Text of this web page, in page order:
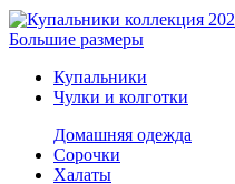
Большие размеры
Купальники
Чулки и колготки
Домашняя одежда
Сорочки
Халаты